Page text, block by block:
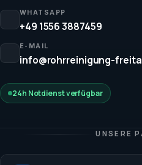
WHATSAPP
+49 1556 3887459
E-MAIL
info@rohrreinigung-
24h Notdienst verfügbar
UNSERE